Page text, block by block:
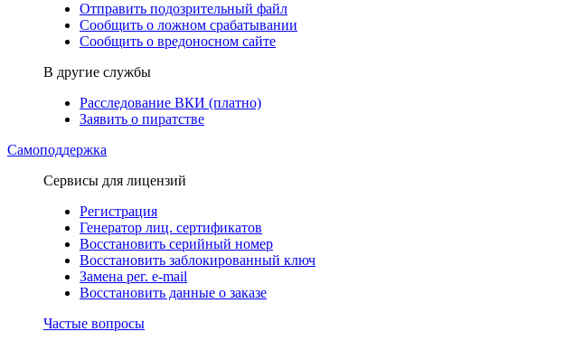
Отправить подозрительный файл
Сообщить о ложном срабатывании
Сообщить о вредоносном сайте
В другие службы
Расследование ВКИ (платно)
Заявить о пиратстве
Самоподдержка
Сервисы для лицензий
Регистрация
Генератор лиц. сертификатов
Восстановить серийный номер
Восстановить заблокированный ключ
Замена рег. e-mail
Восстановить данные о заказе
Частые вопросы